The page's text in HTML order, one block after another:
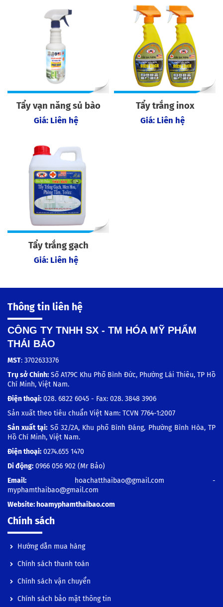
Tẩy vạn năng sủ bào
Giá: Liên hệ
Tẩy trắng inox
Giá: Liên hệ
Tẩy trắng gạch
Giá: Liên hệ
Thông tin liên hệ
CÔNG TY TNHH SX - TM HÓA MỸ PHẨM
THÁI BẢO
MST: 3702633376
Trụ sở Chính: Số A179C Khu Phố Bình Đức, Phường Lái Thiêu, TP Hồ
Chí Minh, Việt Nam.
Điện thoại: 028. 6822 6045 - Fax: 028. 3848 3906
Sản xuất theo tiêu chuẩn Việt Nam: TCVN 7764-1:2007
Sản xuất tại: Số 32/2A, Khu phố Bình Đáng, Phường Bình Hòa, TP
Hồ Chí Minh, Việt Nam.
Điện thoại: 0274.655 1470
Di động: 0966 056 902 (Mr Bảo)
Email: hoachatthaibao@gmail.com -
myphamthaibao@gmail.com
Website: hoamyphamthaibao.com
Chính sách
Hướng dẫn mua hàng
Chính sách thanh toán
Chính sách vận chuyển
Chính sách bảo mật thông tin